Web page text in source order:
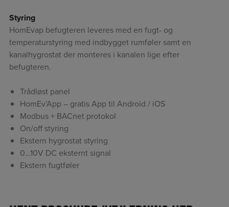
Styring
HomEvap befugteren leveres med en fugt- og
temperaturstyring med indbygget rumføler samt en
kanalhygrostat der monteres i kanalen lige efter
befugteren.
Trådløst panel
HomEv’App – gratis App til Android / iOS
Modbus + BACnet protokol
On/off styring
Ekstern hygrostat styring
0…10V DC eksternt signal
Ekstern fugtføler